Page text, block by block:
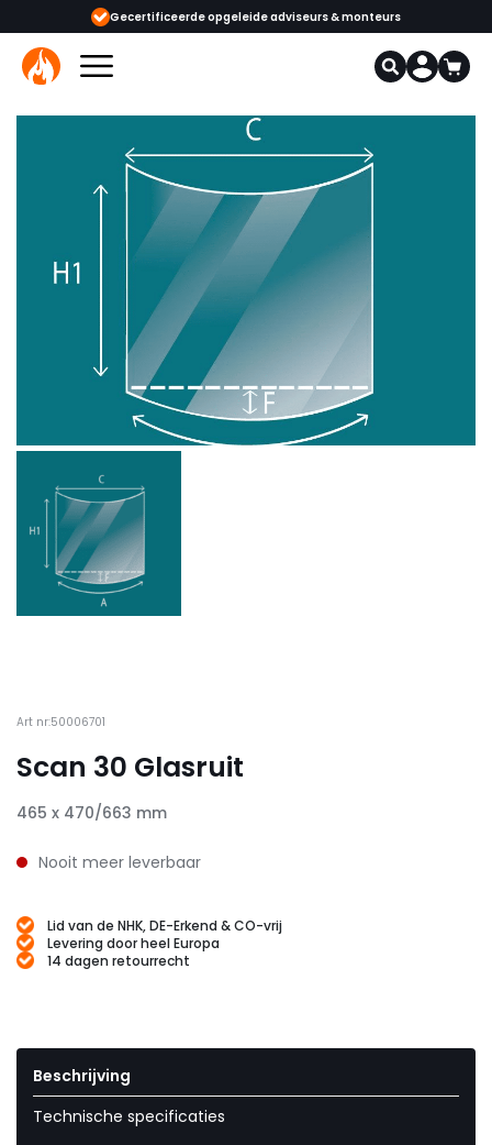
Gecertificeerde opgeleide adviseurs & monteurs
Art nr:50006701
Scan 30 Glasruit
465 x 470/663 mm
Nooit meer leverbaar
Lid van de NHK, DE-Erkend & CO-vrij
Levering door heel Europa
14 dagen retourrecht
Beschrijving
Technische specificaties